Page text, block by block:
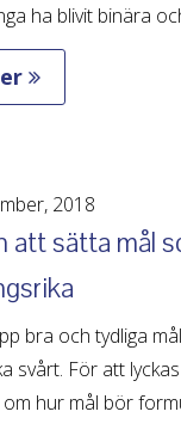
ha blivit binära
2018
att sätta mål
bra och tydliga
svårt. För att
hur mål bör